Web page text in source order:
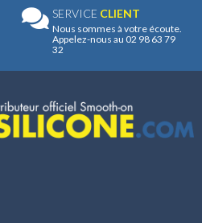
SERVICE CLIENT
Nous sommes à votre écoute.
Appelez-nous au 02 98 63 79
32